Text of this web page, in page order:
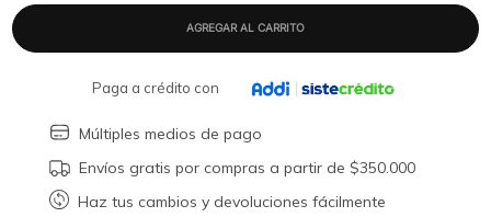
Paga a crédito con
Múltiples medios de pago
Envíos gratis por compras a partir de $350.000
Haz tus cambios y devoluciones fácilmente